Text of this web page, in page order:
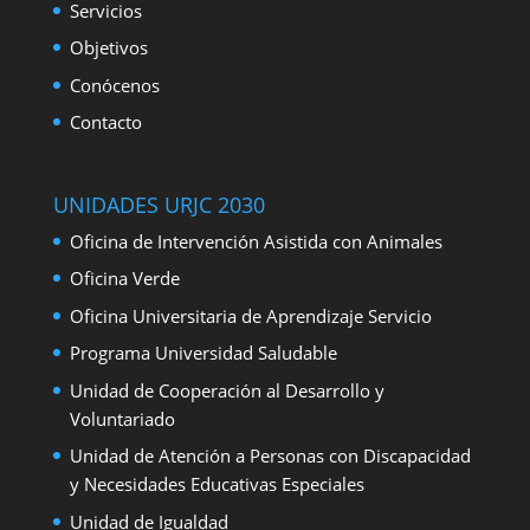
Servicios
Objetivos
Conócenos
Contacto
UNIDADES URJC 2030
Oficina de Intervención Asistida con Animales
Oficina Verde
Oficina Universitaria de Aprendizaje Servicio
Programa Universidad Saludable
Unidad de Cooperación al Desarrollo y
Voluntariado
Unidad de Atención a Personas con Discapacidad
y Necesidades Educativas Especiales
Unidad de Igualdad